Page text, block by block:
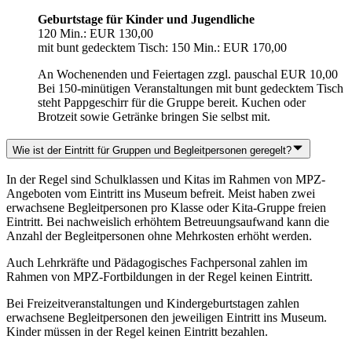
Geburtstage für Kinder und Jugendliche
120 Min.: EUR 130,00
mit bunt gedecktem Tisch: 150 Min.: EUR 170,00
An Wochenenden und Feiertagen zzgl. pauschal EUR 10,00
Bei 150-minütigen Veranstaltungen mit bunt gedecktem Tisch
steht Pappgeschirr für die Gruppe bereit. Kuchen oder
Brotzeit sowie Getränke bringen Sie selbst mit.
Wie ist der Eintritt für Gruppen und Begleitpersonen geregelt?
In der Regel sind Schulklassen und Kitas im Rahmen von MPZ-
Angeboten vom Eintritt ins Museum befreit. Meist haben zwei
erwachsene Begleitpersonen pro Klasse oder Kita-Gruppe freien
Eintritt. Bei nachweislich erhöhtem Betreuungsaufwand kann die
Anzahl der Begleitpersonen ohne Mehrkosten erhöht werden.
Auch Lehrkräfte und Pädagogisches Fachpersonal zahlen im
Rahmen von MPZ-Fortbildungen in der Regel keinen Eintritt.
Bei Freizeitveranstaltungen und Kindergeburtstagen zahlen
erwachsene Begleitpersonen den jeweiligen Eintritt ins Museum.
Kinder müssen in der Regel keinen Eintritt bezahlen.